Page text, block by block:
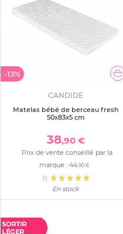
-13%
CANDIDE
Matelas bébé de berceau fresh
50x83x5 cm
38,90 €
Prix de vente conseillé par la
marque :44 ,90 €
(1)
En stock